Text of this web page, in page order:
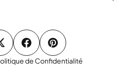
de Confidentialité